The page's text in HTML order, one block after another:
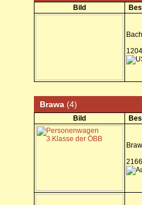
Bild
Brawa (4)
Bild
2166